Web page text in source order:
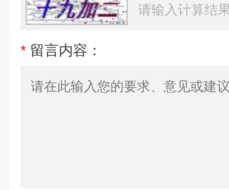
* 留言内容：